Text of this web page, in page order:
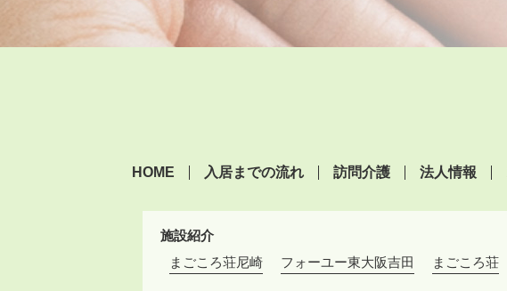
HOME 入居までの流れ 訪問介護 法人情報
施設紹介
まごころ荘尼崎
フォーユー東大阪吉田 まごころ荘